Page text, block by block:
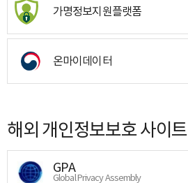
가명정보지원플랫폼
온마이데이터
해외 개인정보보호 사이트
GPA
Global Privacy Assembly